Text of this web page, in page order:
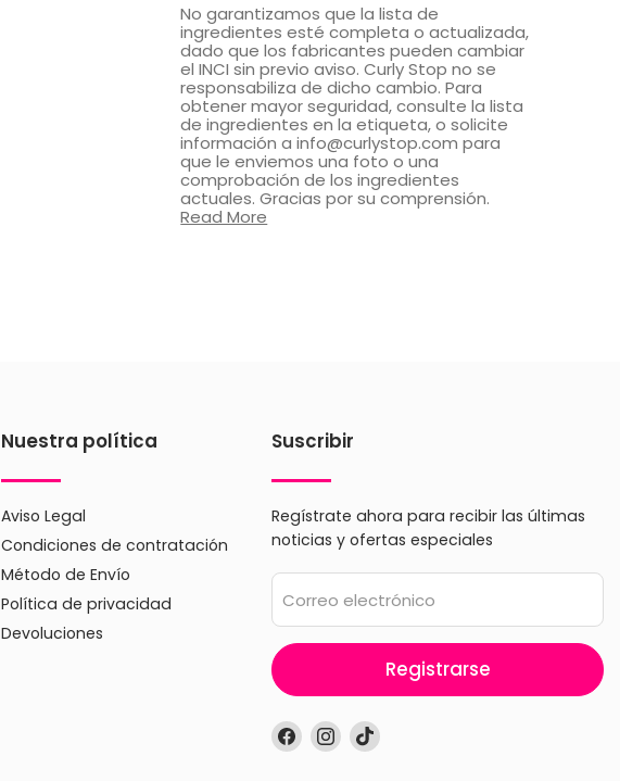
No garantizamos que la lista de
ingredientes esté completa o actualizada,
dado que los fabricantes pueden cambiar
el INCI sin previo aviso. Curly Stop no se
responsabiliza de dicho cambio. Para
obtener mayor seguridad, consulte la lista
de ingredientes en la etiqueta, o solicite
información a info@curlystop.com para
que le enviemos una foto o una
comprobación de los ingredientes
actuales. Gracias por su comprensión.
Read More
Nuestra política
Aviso Legal
Condiciones de contratación
Método de Envío
Política de privacidad
Devoluciones
Suscribir
Regístrate ahora para recibir las últimas
noticias y ofertas especiales
Correo electrónico
Registrarse
Encuéntrenos
en
Encuéntrenos
en
Encuéntrenos